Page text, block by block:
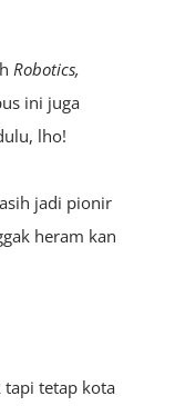
Robotics,
ini juga
lho!
jadi pionir
heram kan
tapi tetap kota